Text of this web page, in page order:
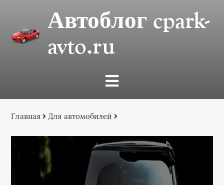
Автоблог cpark-
avto.ru
Главная Для автомобилей